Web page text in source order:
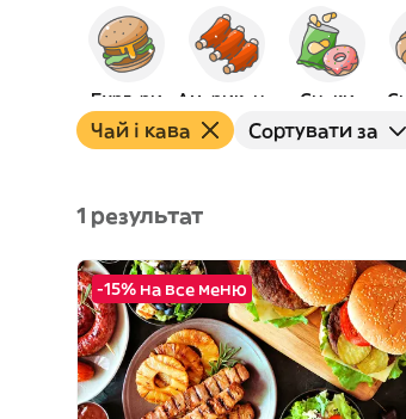
Бургери Снеки
Чай і кава Сортувати за
1 результат
-15% на все меню